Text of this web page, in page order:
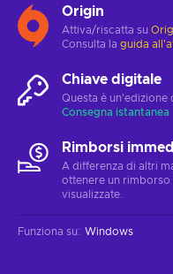
Origin
Attiva/riscatta su
Consulta la guida
Chiave digitale
Questa è un'edizione
Consegna istantanea
Rimborsi
A differenza di altri
ottenere un
visualizzate.
Funziona su: Windows